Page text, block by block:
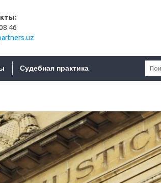
46
Судебная практика